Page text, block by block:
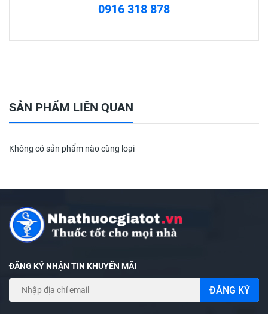
phát hiện thai có nồng độ cao nhất). Lấy que thử ra khỏi
túi, phải dùng ngay trong vòng 10 phút (mỗi que thử chỉ sử
cho mặt nước tiểu không ngập quá đầu mũi tên in trên que
thử. Sau 10 đến 15 giây, lấy que thử đặt nằm ngang trên
mặt phẳng khô, sạch, đọc kết quả sau 5 phút và trước 10
phút.
Cách đọc kết quả que thử thai:
0916 318 878
SẢN PHẨM LIÊN QUAN
Không có sản phẩm nào cùng loại
ĐĂNG KÝ NHẬN TIN KHUYẾN MÃI
ĐĂNG KÝ